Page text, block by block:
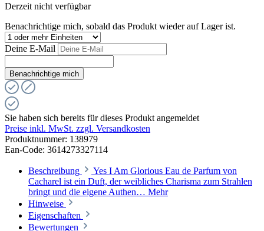
Derzeit nicht verfügbar
Benachrichtige mich, sobald das Produkt wieder auf Lager ist.
Deine E-Mail
Benachrichtige mich
Sie haben sich bereits für dieses Produkt angemeldet
Preise inkl. MwSt. zzgl. Versandkosten
Produktnummer: 138979
Ean-Code: 3614273327114
Beschreibung
Yes I Am Glorious Eau de Parfum von
Cacharel ist ein Duft, der weibliches Charisma zum Strahlen
bringt und die eigene Authen… Mehr
Hinweise
Eigenschaften
Bewertungen